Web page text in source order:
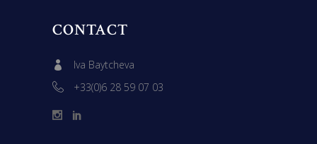
CONTACT
Iva Baytcheva
+33(0)6 28 59 07 03